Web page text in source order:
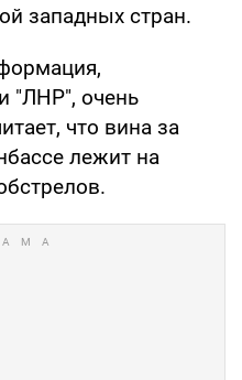
западных стран.
"ЛНР", очень
что вина за
лежит на